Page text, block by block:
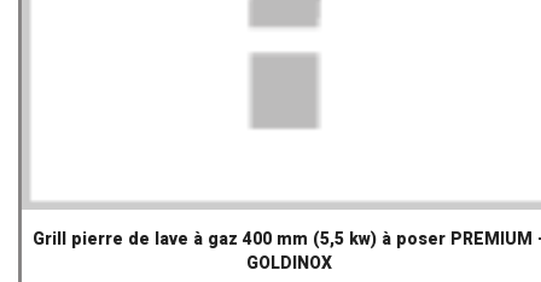
Grill pierre de lave à gaz 400 mm (5,5 kw) à poser PREMIUM
GOLDINOX